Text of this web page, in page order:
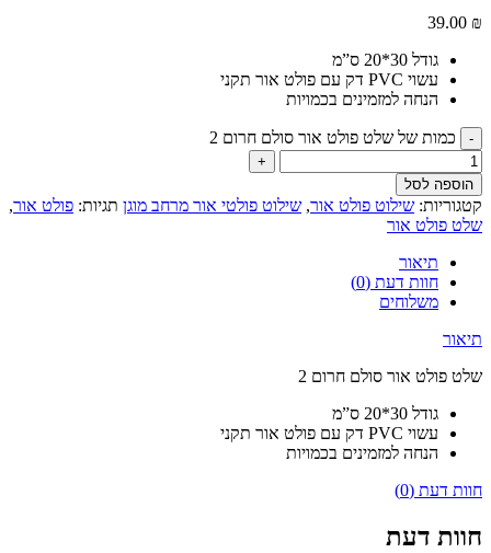
39.00 ₪
גודל 30*20 ס”מ
עשוי PVC דק עם פולט אור תקני
הנחה למזמינים בכמויות
כמות של שלט פולט אור סולם חרום 2
הוספה לסל
קטגוריות: שילוט פולט אור, שילוט פולטי אור מרחב מוגן תגיות: פולט אור,
שלט פולט אור
תיאור
חוות דעת (0)
משלוחים
תיאור
שלט פולט אור סולם חרום 2
גודל 30*20 ס”מ
עשוי PVC דק עם פולט אור תקני
הנחה למזמינים בכמויות
חוות דעת (0)
חוות דעת